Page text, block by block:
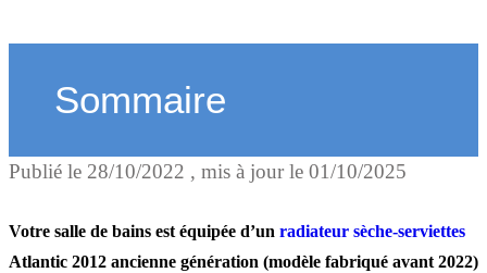
Sommaire
La fonction 24h Auto-
Chauffage.
Publié le 28/10/2022 , mis à jour le 01/10/2025
Votre salle de bains est équipée d’un radiateur sèche-serviettes
Atlantic 2012 ancienne génération (modèle fabriqué avant 2022)